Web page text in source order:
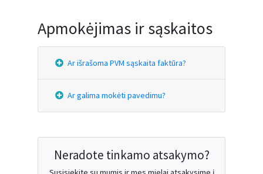
Apmokėjimas ir sąskaitos
Ar išrašoma PVM sąskaita faktūra?
Ar galima mokėti pavedimu?
Neradote tinkamo atsakymo?